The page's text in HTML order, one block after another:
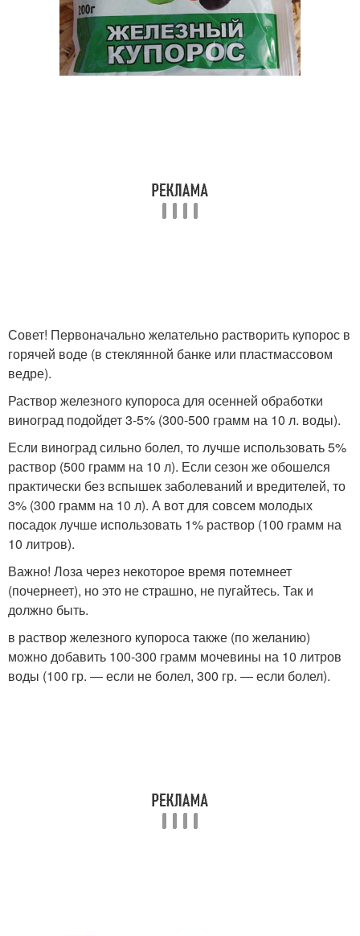
Совет! Первоначально желательно растворить купорос в
горячей воде (в стеклянной банке или пластмассовом
ведре).
Раствор железного купороса для осенней обработки
виноград подойдет 3-5% (300-500 грамм на 10 л. воды).
Если виноград сильно болел, то лучше использовать 5%
раствор (500 грамм на 10 л). Если сезон же обошелся
практически без вспышек заболеваний и вредителей, то
3% (300 грамм на 10 л). А вот для совсем молодых
посадок лучше использовать 1% раствор (100 грамм на
10 литров).
Важно! Лоза через некоторое время потемнеет
(почернеет), но это не страшно, не пугайтесь. Так и
должно быть.
в раствор железного купороса также (по желанию)
можно добавить 100-300 грамм мочевины на 10 литров
воды (100 гр. — если не болел, 300 гр. — если болел).